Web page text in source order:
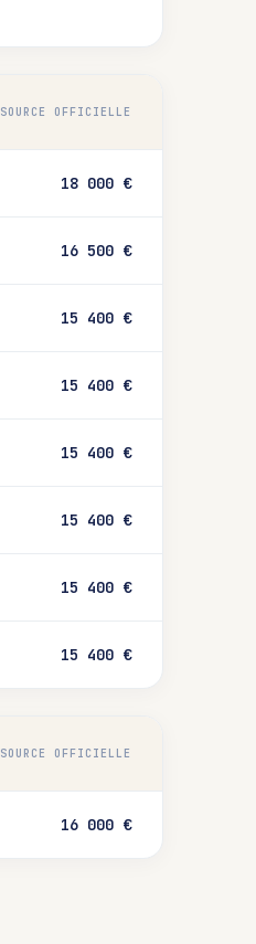
SOURCE OFFICIELLE
18 000 €
16 500 €
15 400 €
15 400 €
15 400 €
15 400 €
15 400 €
15 400 €
SOURCE OFFICIELLE
16 000 €